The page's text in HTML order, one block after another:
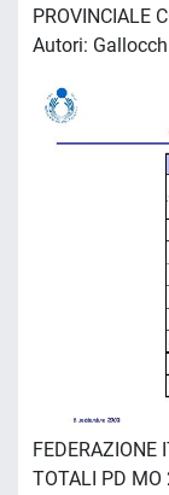
PROVINCIALE
Autori:
FEDERAZIONE
TOTALI PD